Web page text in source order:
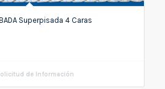
Superpisada 4 Caras
de Información